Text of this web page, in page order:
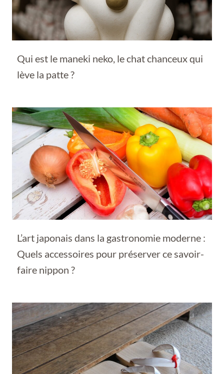
Qui est le maneki neko, le chat chanceux qui
lève la patte ?
L’art japonais dans la gastronomie moderne :
Quels accessoires pour préserver ce savoir-
faire nippon ?